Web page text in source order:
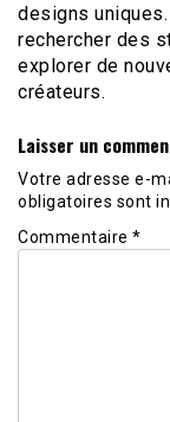
designs
rechercher des
explorer de
créateurs.
Laisser un
Votre adresse e-
obligatoires sont
Commentaire *